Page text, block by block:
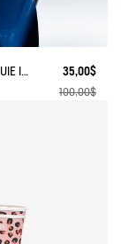
BOTTE DE PLUIE ICONIQUE FRENCH LOLLY 35,00$
100,00$